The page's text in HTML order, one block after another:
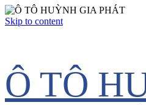
Skip to content
Ô TÔ